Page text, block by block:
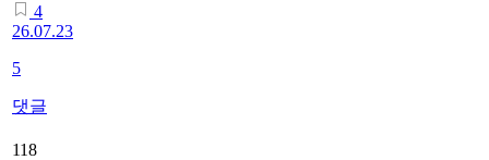
4
26.07.23
5
댓글
118